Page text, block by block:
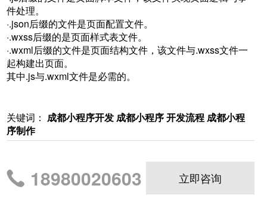
件处理。
·.json后缀的文件是页面配置文件。
·.wxss后缀的是页面样式表文件。
·.wxml后缀的文件是页面结构文件，该文件与.wxss文件一
起构建出页面。
其中.js与.wxml文件是必需的。
关键词： 成都小程序开发 成都小程序 开发流程 成都小程
序制作
18980020603 立即咨询